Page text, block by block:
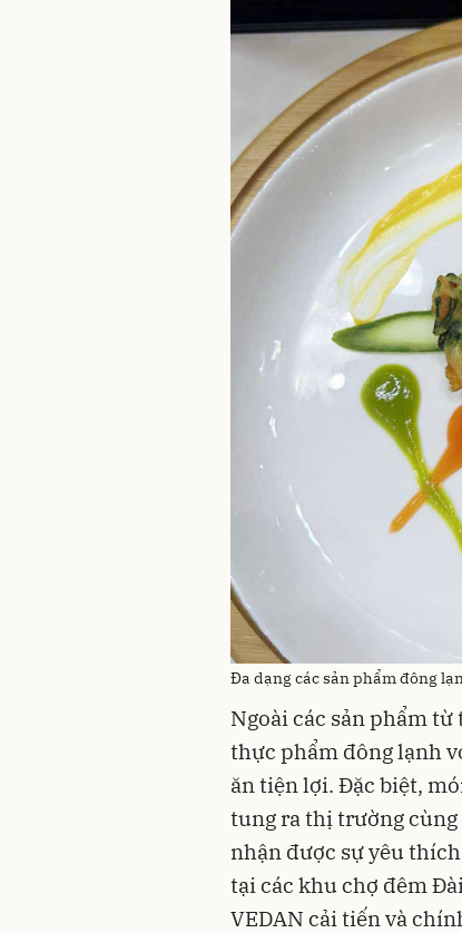
Đa dạng các sản phẩm đông
Ngoài các sản phẩm
thực phẩm đông lạnh
ăn tiện lợi. Đặc biệt,
tung ra thị trường cùng
nhận được sự yêu
tại các khu chợ đêm
VEDAN cải tiến và